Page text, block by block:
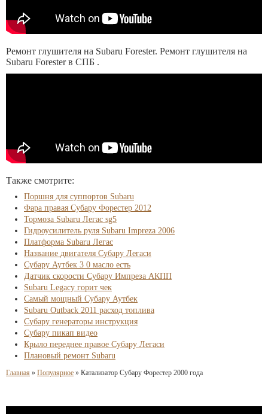
Ремонт глушителя на Subaru Forester. Ремонт глушителя на
Subaru Forester в СПБ .
Также смотрите:
Поршня для суппортов Subaru
Фара правая Субару Форестер 2012
Тормоза Subaru Легас sg5
Гидроусилитель руля Subaru Impreza 2006
Платформа Subaru Легас
Название двигателя Субару Легаси
Субару Аутбек 3 0 масло есть
Датчик скорости Субару Импреза АКПП
Subaru Legacy горит чек
Самый мощный Субару Аутбек
Subaru Outback 2011 расход топлива
Субару генераторы инструкция
Субару пикап видео
Крыло переднее правое Субару Легаси
Плановый ремонт Subaru
Главная » Популярное » Катализатор Субару Форестер 2000 года